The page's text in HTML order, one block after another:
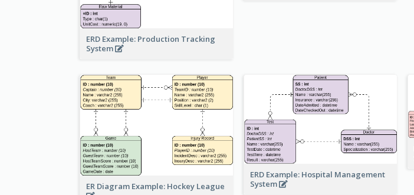
ERD Example: Production Tracking
System
ER Diagram Example: Hockey League
ERD Example: Hospital Management
System